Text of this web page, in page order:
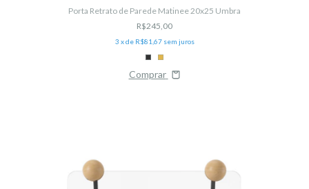
Porta Retrato de Parede Matinee 20x25 Umbra
R$245,00
3 x de R$81,67 sem juros
Comprar